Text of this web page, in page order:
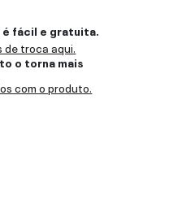
fácil e gratuita.
troca aqui.
o torna mais
com o produto.